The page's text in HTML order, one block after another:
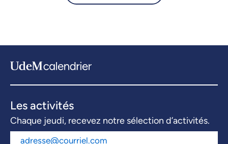
Les activités
Chaque jeudi, recevez notre sélection d’activités.